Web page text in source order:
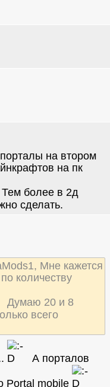
на втором
на пк
более в 2д
сделать.
Мне кажется
количеству
Думаю 20 и 8
всего
А порталов
Portal mobile